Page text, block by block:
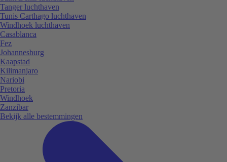
Tanger luchthaven
Tunis Carthago luchthaven
Windhoek luchthaven
Casablanca
Fez
Johannesburg
Kaapstad
Kilimanjaro
Nariobi
Pretoria
Windhoek
Zanzibar
Bekijk alle bestemmingen